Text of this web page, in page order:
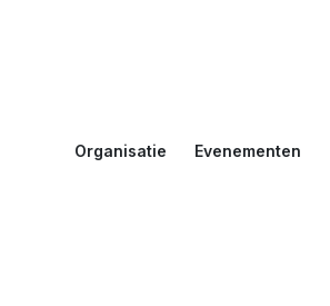
Organisatie Evenementen